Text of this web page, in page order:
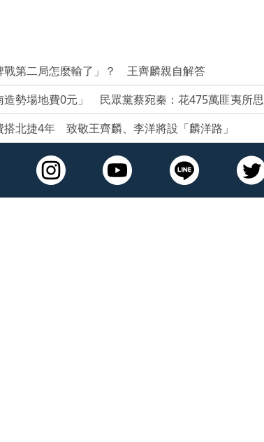
戰第二局怎麼輸了」？ 王齊麟親自解答
造勢場地費0元」 民眾黨蔡宛秦：花475萬匪夷所思
北捷4年 致敬王齊麟、李洋將設「麟洋路」